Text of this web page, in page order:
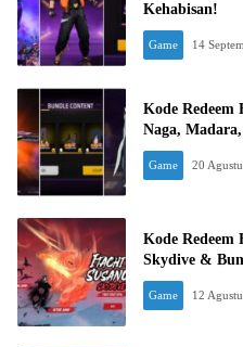
Kehabisan!
Game 14
Kode
Naga,
Game 20
Kode Redeem
Skydive &
Game 12